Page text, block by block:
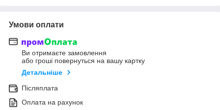
Умови оплати
Ви отримаєте замовлення
або гроші повернуться на вашу картку
Детальніше
Післяплата
Оплата на рахунок